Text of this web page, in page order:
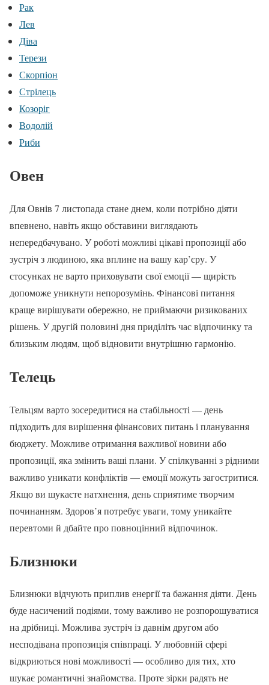
Рак
Лев
Діва
Терези
Скорпіон
Стрілець
Козоріг
Водолій
Риби
Овен
Для Овнів 7 листопада стане днем, коли потрібно діяти
впевнено, навіть якщо обставини виглядають
непередбачувано. У роботі можливі цікаві пропозиції або
зустріч з людиною, яка вплине на вашу кар’єру. У
стосунках не варто приховувати свої емоції — щирість
допоможе уникнути непорозумінь. Фінансові питання
краще вирішувати обережно, не приймаючи ризикованих
рішень. У другій половині дня приділіть час відпочинку та
близьким людям, щоб відновити внутрішню гармонію.
Телець
Тельцям варто зосередитися на стабільності — день
підходить для вирішення фінансових питань і планування
бюджету. Можливе отримання важливої новини або
пропозиції, яка змінить ваші плани. У спілкуванні з рідними
важливо уникати конфліктів — емоції можуть загостритися.
Якщо ви шукаєте натхнення, день сприятиме творчим
починанням. Здоров’я потребує уваги, тому уникайте
перевтоми й дбайте про повноцінний відпочинок.
Близнюки
Близнюки відчують приплив енергії та бажання діяти. День
буде насичений подіями, тому важливо не розпорошуватися
на дрібниці. Можлива зустріч із давнім другом або
несподівана пропозиція співпраці. У любовній сфері
відкриються нові можливості — особливо для тих, хто
шукає романтичні знайомства. Проте зірки радять не